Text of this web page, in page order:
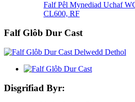
Falf Pêl Mynediad Uchaf
CL600, RF
Falf Glôb Dur Cast
Disgrifiad Byr: